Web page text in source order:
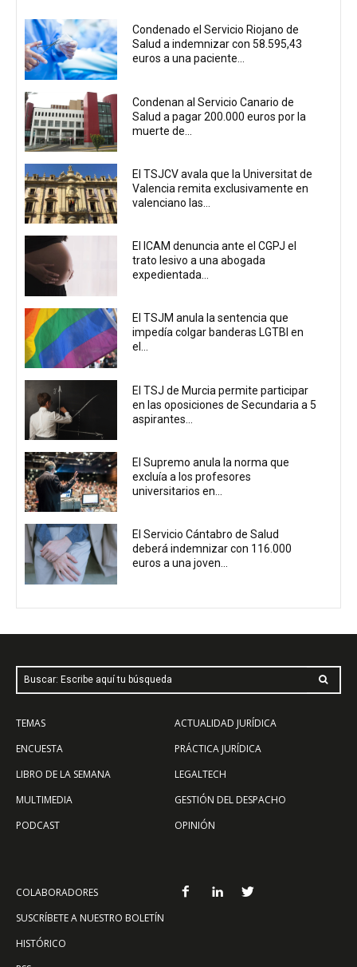
Condenado el Servicio Riojano de
Salud a indemnizar con 58.595,43
euros a una paciente...
Condenan al Servicio Canario de
Salud a pagar 200.000 euros por la
muerte de...
El TSJCV avala que la Universitat de
Valencia remita exclusivamente en
valenciano las...
El ICAM denuncia ante el CGPJ el
trato lesivo a una abogada
expedientada...
El TSJM anula la sentencia que
impedía colgar banderas LGTBI en
el...
El TSJ de Murcia permite participar
en las oposiciones de Secundaria a 5
aspirantes...
El Supremo anula la norma que
excluía a los profesores
universitarios en...
El Servicio Cántabro de Salud
deberá indemnizar con 116.000
euros a una joven...
Buscar: Escribe aquí tu búsqueda
TEMAS
ENCUESTA
LIBRO DE LA SEMANA
MULTIMEDIA
PODCAST
ACTUALIDAD JURÍDICA
PRÁCTICA JURÍDICA
LEGALTECH
GESTIÓN DEL DESPACHO
OPINIÓN
COLABORADORES
SUSCRÍBETE A NUESTRO BOLETÍN
HISTÓRICO